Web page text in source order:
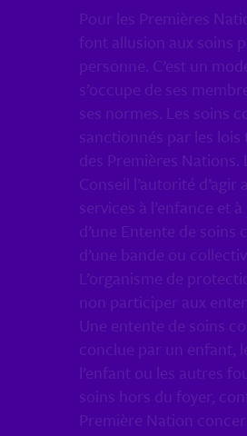
Pour les Premières
font allusion aux soins
personne. C’est un
s’occupe de ses
ses normes. Les soins
sanctionnés par les
des Premières
Conseil l’autorité
services à l’enfance et
d’une Entente de
d’une bande ou
L’organisme de
non participer aux
Une entente de soins
conclue par un enfant,
l’enfant ou les autres
soins hors du foyer,
Première Nation